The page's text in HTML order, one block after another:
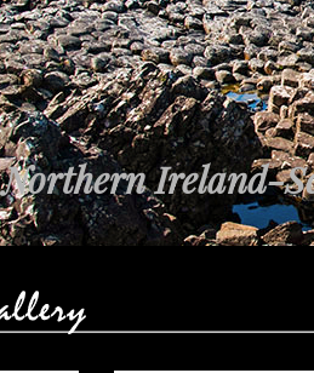
Northern Ireland-